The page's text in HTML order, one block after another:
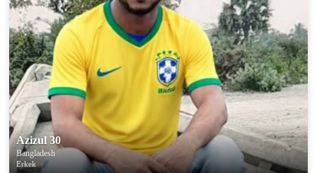
Azizul 30
Bangladesh
Erkek